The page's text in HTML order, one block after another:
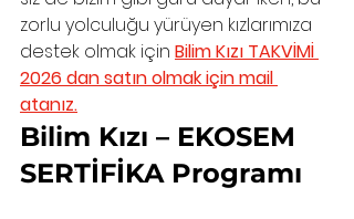
zorlu yolculuğu yürüyen kızlarımıza
destek olmak için Bilim Kızı TAKVİMİ
2026 dan satın olmak için mail
atanız.
Bilim Kızı – EKOSEM
SERTİFİKA Programı